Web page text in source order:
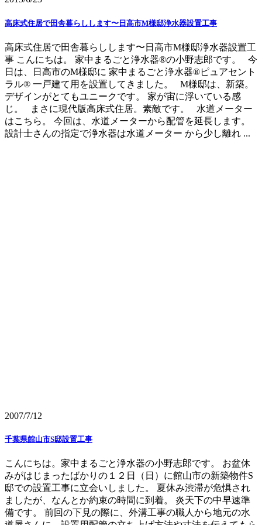
高床式住居で田舎暮らしします〜日高市M様邸浄水器設置工事
高床式住居で田舎暮らしします〜日高市M様邸浄水器設置工
事 こんにちは。 家中まるごと浄水器®の小野志郎です。 今
日は、日高市のM様邸に 家中まるごと浄水器®ピュアセント
ラル® 一戸建て用を設置してきました。 M様邸は、新築。
デザインがとてもユニークです。 家が宙に浮いている感
じ。 まさに現代版高床式住居。素敵です。 水道メーター
はこちら。 今回は、水道メーターから配管を延長します。
設計士さんの指定で浄水器は水道メーター から少し離れ ...
2007/7/12
千葉県館山市S邸設置工事
こんにちは。家中まるごと浄水器の小野志郎です。 お盆休
みがはじまったばかりの１２日（日）に館山市の新築物件S
邸での設置工事に立会いしました。 夏休み渋滞が危惧され
ましたが、なんとか約束の時間に到着。 炎天下の中早速準
備です。 前回の下見の際に、外溝工事の職人から地元の水